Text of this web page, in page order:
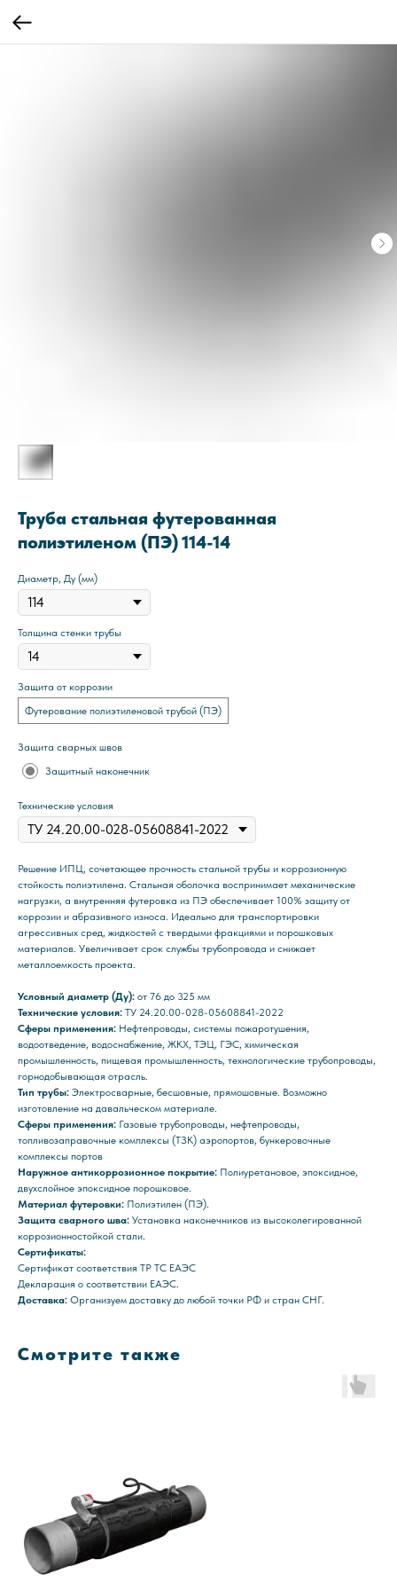
Труба стальная футерованная
полиэтиленом (ПЭ) 114-14
Диаметр, Ду (мм)
Толщина стенки трубы
Защита от коррозии
Футерование полиэтиленовой трубой (ПЭ)
Защита сварных швов
Защитный наконечник
Технические условия
Решение ИПЦ, сочетающее прочность стальной трубы и коррозионную
стойкость полиэтилена. Стальная оболочка воспринимает механические
нагрузки, а внутренняя футеровка из ПЭ обеспечивает 100% защиту от
коррозии и абразивного износа. Идеально для транспортировки
агрессивных сред, жидкостей с твердыми фракциями и порошковых
материалов. Увеличивает срок службы трубопровода и снижает
металлоемкость проекта.
Условный диаметр (Ду): от 76 до 325 мм
Технические условия: ТУ 24.20.00-028-05608841-2022
Сферы применения: Нефтепроводы, системы пожаротушения,
водоотведение, водоснабжение, ЖКХ, ТЭЦ, ГЭС, химическая
промышленность, пищевая промышленность, технологические трубопроводы,
горнодобывающая отрасль.
Тип трубы: Электросварные, бесшовные, прямошовные. Возможно
изготовление на давальческом материале.
Сферы применения: Газовые трубопроводы, нефтепроводы,
топливозаправочные комплексы (ТЗК) аэропортов, бункеровочные
комплексы портов
Наружное антикоррозионное покрытие: Полиуретановое, эпоксидное,
двухслойное эпоксидное порошковое.
Материал футеровки: Полиэтилен (ПЭ).
Защита сварного шва: Установка наконечников из высоколегированной
коррозионностойкой стали.
Сертификаты:
Сертификат соответствия ТР ТС ЕАЭС
Декларация о соответствии ЕАЭС.
Доставка: Организуем доставку до любой точки РФ и стран СНГ.
Смотрите также